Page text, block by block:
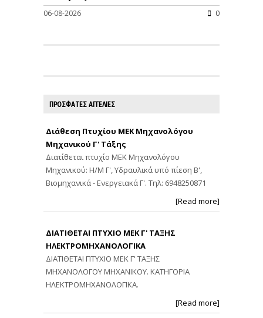
06-08-2026 0
ΠΡΟΣΦΑΤΕΣ ΑΓΓΕΛΙΕΣ
Διάθεση Πτυχίου ΜΕΚ Μηχανολόγου
Μηχανικού Γ' Τάξης
Διατίθεται πτυχίο ΜΕΚ Μηχανολόγου
Μηχανικού: Η/Μ Γ', Υδραυλικά υπό πίεση Β',
Βιομηχανικά - Ενεργειακά Γ'. Τηλ: 6948250871
[Read more]
ΔΙΑΤΙΘΕΤΑΙ ΠΤΥΧΙΟ ΜΕΚ Γ' ΤΑΞΗΣ
ΗΛΕΚΤΡΟΜΗΧΑΝΟΛΟΓΙΚΑ
ΔΙΑΤΙΘΕΤΑΙ ΠΤΥΧΙΟ ΜΕΚ Γ' ΤΑΞΗΣ
ΜΗΧΑΝΟΛΟΓΟΥ ΜΗΧΑΝΙΚΟΥ. ΚΑΤΗΓΟΡΙΑ
ΗΛΕΚΤΡΟΜΗΧΑΝΟΛΟΓΙΚΑ.
[Read more]